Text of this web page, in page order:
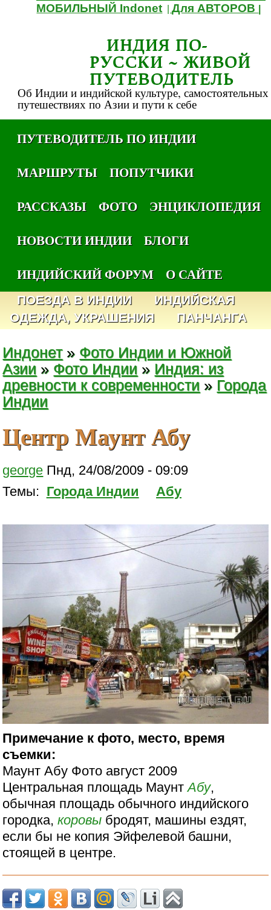
МОБИЛЬНЫЙ Indonet |Для АВТОРОВ
ИНДИЯ ПО-
РУССКИ ~ ЖИВОЙ
ПУТЕВОДИТЕЛЬ
Об Индии и индийской культуре, самостоятельных
путешествиях по Азии и пути к себе
ПУТЕВОДИТЕЛЬ ПО ИНДИИ
МАРШРУТЫ
ПОПУТЧИКИ
РАССКАЗЫ
ФОТО
ЭНЦИКЛОПЕДИЯ
НОВОСТИ ИНДИИ
БЛОГИ
ИНДИЙСКИЙ ФОРУМ
О САЙТЕ
ПОЕЗДА В ИНДИИ
ИНДИЙСКАЯ
ОДЕЖДА, УКРАШЕНИЯ
ПАНЧАНГА
Индонет» Фото Индии и Южной
Азии » Фото Индии » Индия: из
древности к современности » Города
Индии
Центр Маунт Абу
george Пнд, 24/08/2009 - 09:09
Темы: Города Индии Абу
Примечание к фото, место, время
съемки:
Маунт Абу Фото август 2009
Центральная площадь МаунтАбу,
обычная площадь обычного индийского
городка,коровы бродят, машины ездят,
если бы не копия Эйфелевой башни,
стоящей в центре.